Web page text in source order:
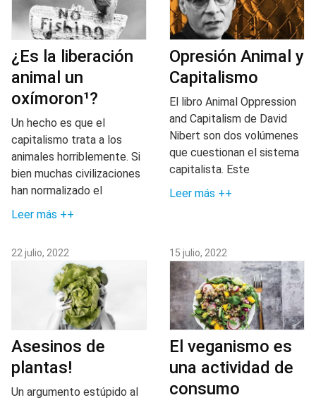
¿Es la liberación
animal un
oxímoron¹?
Un hecho es que el
capitalismo trata a los
animales horriblemente. Si
bien muchas civilizaciones
han normalizado el
Leer más ++
Opresión Animal y
Capitalismo
El libro Animal Oppression
and Capitalism de David
Nibert son dos volúmenes
que cuestionan el sistema
capitalista. Este
Leer más ++
22 julio, 2022
Asesinos de
plantas!
Un argumento estúpido al
15 julio, 2022
El veganismo es
una actividad de
consumo